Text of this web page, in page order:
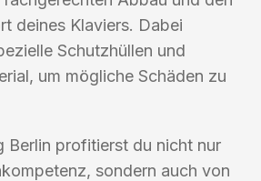
deines Klaviers. Dabei
Schutzhüllen und
um mögliche Schäden zu
Berlin profitierst du nicht nur
sondern auch von